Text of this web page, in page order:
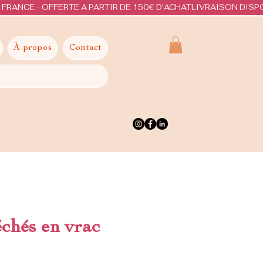
À propos Contact
en vrac